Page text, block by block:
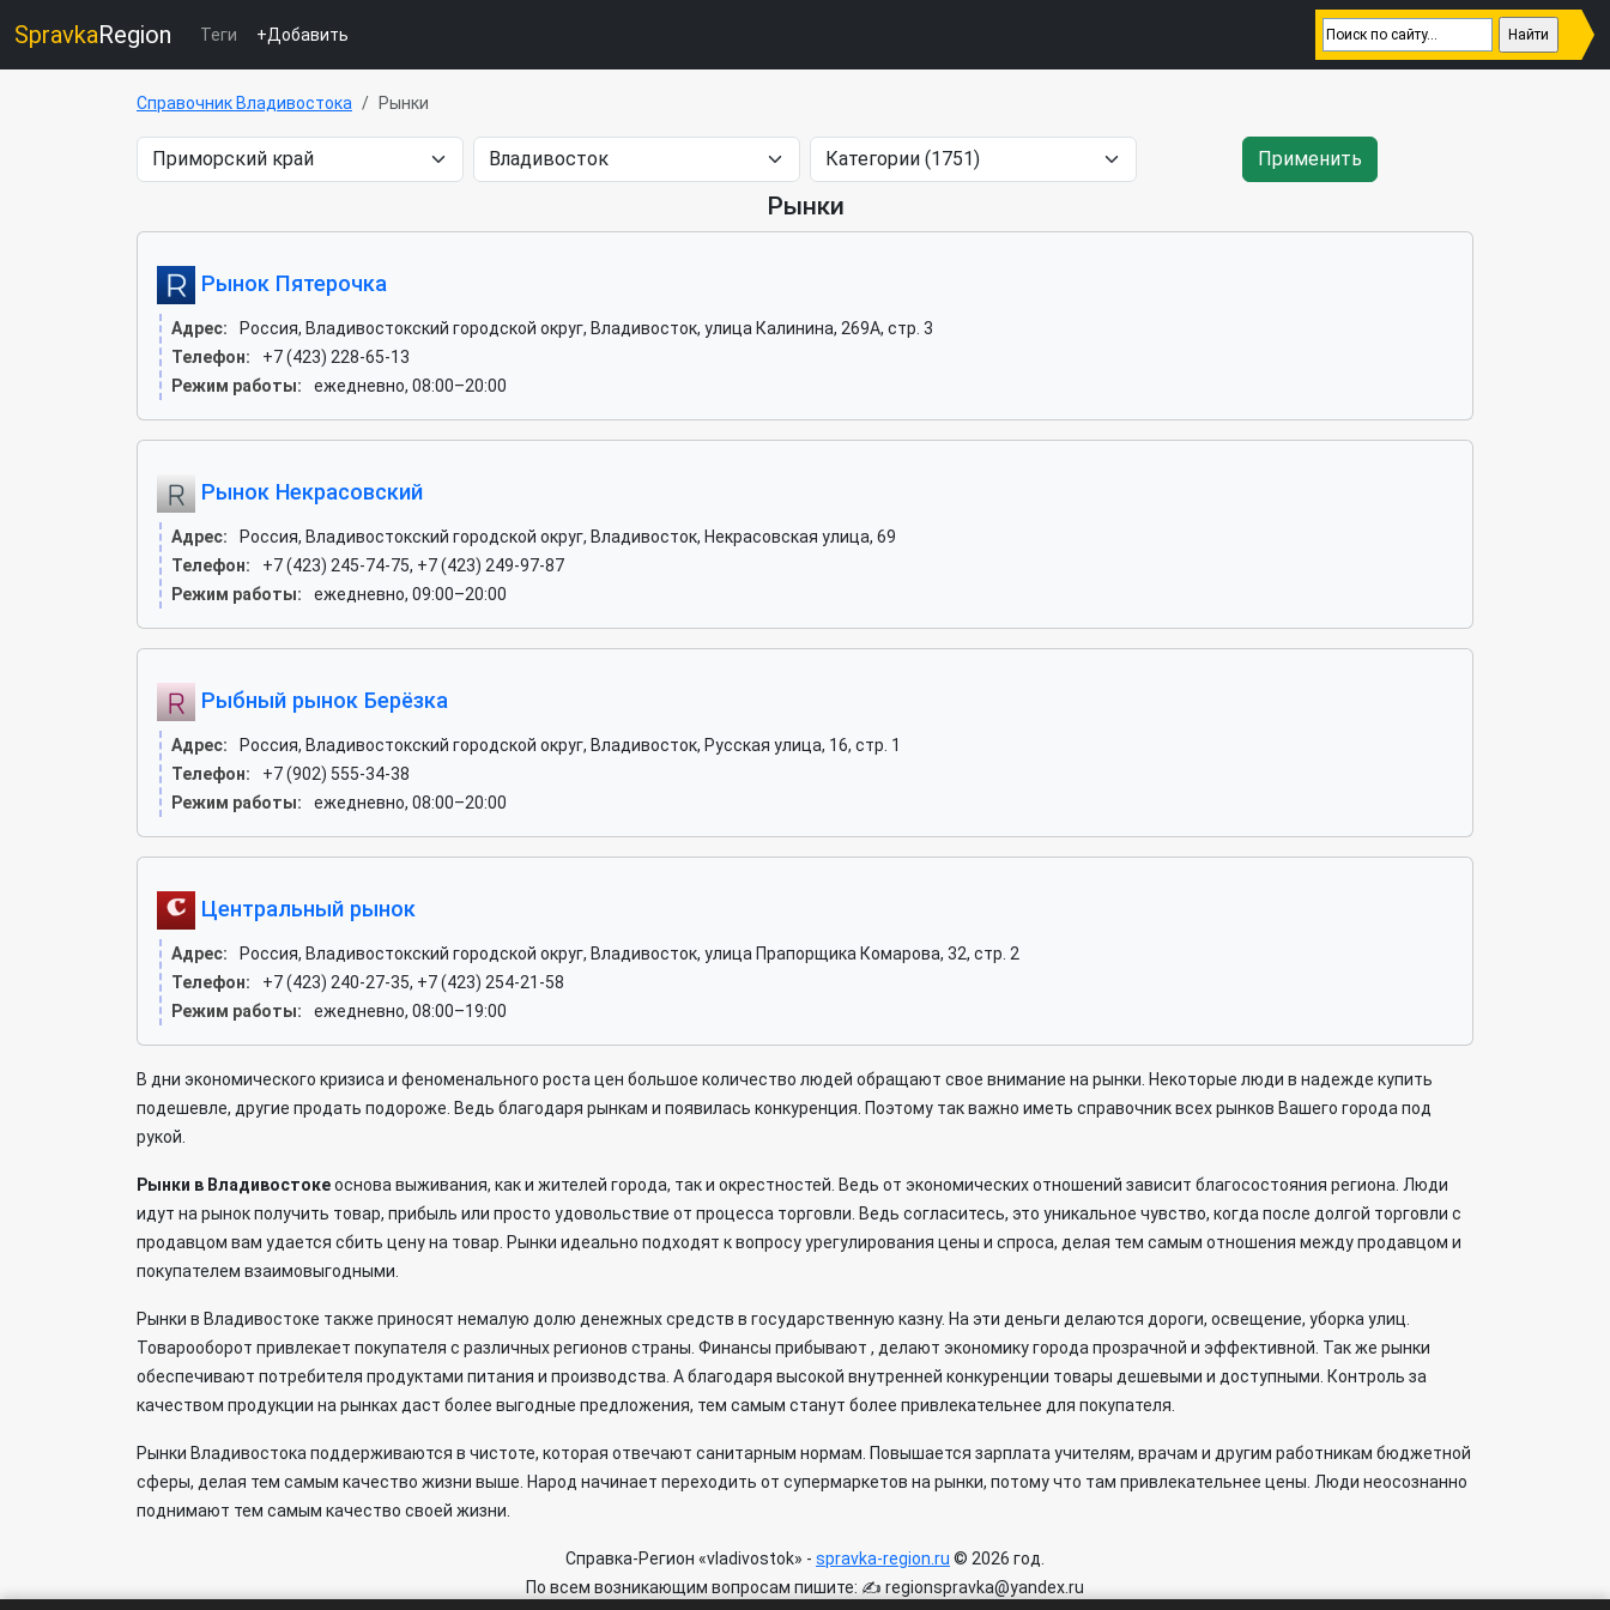
SpravkaRegion Теги +Добавить
Справочник Владивостока Рынки
Применить
Рынки
Рынок Пятерочка
Адрес:
Россия, Владивостокский городской округ, Владивосток, улица Калинина, 269А, стр. 3
Телефон:
+7 (423) 228-65-13
Режим работы:
ежедневно, 08:00–20:00
Рынок Некрасовский
Адрес:
Россия, Владивостокский городской округ, Владивосток, Некрасовская улица, 69
Телефон:
+7 (423) 245-74-75, +7 (423) 249-97-87
Режим работы:
ежедневно, 09:00–20:00
Рыбный рынок Берёзка
Адрес:
Россия, Владивостокский городской округ, Владивосток, Русская улица, 16, стр. 1
Телефон:
+7 (902) 555-34-38
Режим работы:
ежедневно, 08:00–20:00
Центральный рынок
Адрес:
Россия, Владивостокский городской округ, Владивосток, улица Прапорщика Комарова, 32, стр. 2
Телефон:
+7 (423) 240-27-35, +7 (423) 254-21-58
Режим работы:
ежедневно, 08:00–19:00
В дни экономического кризиса и феноменального роста цен большое количество людей обращают свое внимание на рынки. Некоторые люди в надежде купить
подешевле, другие продать подороже. Ведь благодаря рынкам и появилась конкуренция. Поэтому так важно иметь справочник всех рынков Вашего города под
рукой.
Рынки в Владивостокеоснова выживания, как и жителей города, так и окрестностей. Ведь от экономических отношений зависит благосостояния региона. Люди
идут на рынок получить товар, прибыль или просто удовольствие от процесса торговли. Ведь согласитесь, это уникальное чувство, когда после долгой торговли с
продавцом вам удается сбить цену на товар. Рынки идеально подходят к вопросу урегулирования цены и спроса, делая тем самым отношения между продавцом и
покупателем взаимовыгодными.
Рынки в Владивостоке также приносят немалую долю денежных средств в государственную казну. На эти деньги делаются дороги, освещение, уборка улиц.
Товарооборот привлекает покупателя с различных регионов страны. Финансы прибывают , делают экономику города прозрачной и эффективной. Так же рынки
обеспечивают потребителя продуктами питания и производства. А благодаря высокой внутренней конкуренции товары дешевыми и доступными. Контроль за
качеством продукции на рынках даст более выгодные предложения, тем самым станут более привлекательнее для покупателя.
Рынки Владивостока поддерживаются в чистоте, которая отвечают санитарным нормам. Повышается зарплата учителям, врачам и другим работникам бюджетной
сферы, делая тем самым качество жизни выше. Народ начинает переходить от супермаркетов на рынки, потому что там привлекательнее цены. Люди неосознанно
поднимают тем самым качество своей жизни.
Справка-Регион «vladivostok» - spravka-region.ru © 2026 год.
По всем возникающим вопросам пишите: ✍ regionspravka@yandex.ru